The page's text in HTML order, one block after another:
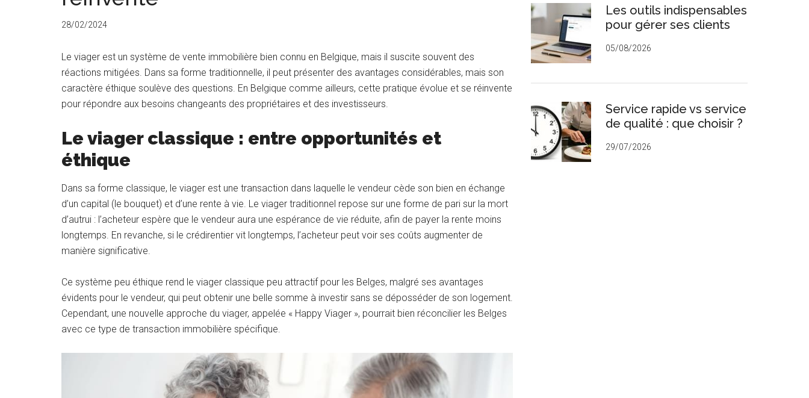
28/02/2024
Le viager est un système de vente immobilière bien connu en Belgique, mais il suscite souvent des
réactions mitigées. Dans sa forme traditionnelle, il peut présenter des avantages considérables, mais son
caractère éthique soulève des questions. En Belgique comme ailleurs, cette pratique évolue et se réinvente
pour répondre aux besoins changeants des propriétaires et des investisseurs.
Le viager classique : entre opportunités et
éthique
Dans sa forme classique, le viager est une transaction dans laquelle le vendeur cède son bien en échange
d’un capital (le bouquet) et d’une rente à vie. Le viager traditionnel repose sur une forme de pari sur la mort
d’autrui : l’acheteur espère que le vendeur aura une espérance de vie réduite, afin de payer la rente moins
longtemps. En revanche, si le crédirentier vit longtemps, l’acheteur peut voir ses coûts augmenter de
manière significative.
Ce système peu éthique rend le viager classique peu attractif pour les Belges, malgré ses avantages
évidents pour le vendeur, qui peut obtenir une belle somme à investir sans se déposséder de son logement.
Cependant, une nouvelle approche du viager, appelée « Happy Viager », pourrait bien réconcilier les Belges
avec ce type de transaction immobilière spécifique.
principaleLes outils indispensables
pour gérer ses clients
05/08/2026
Service rapide vs service
de qualité : que choisir ?
29/07/2026